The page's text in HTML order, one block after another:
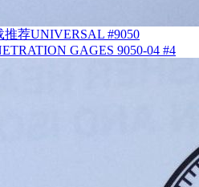
荐UNIVERSAL #9050
GAGES 9050-04 #4